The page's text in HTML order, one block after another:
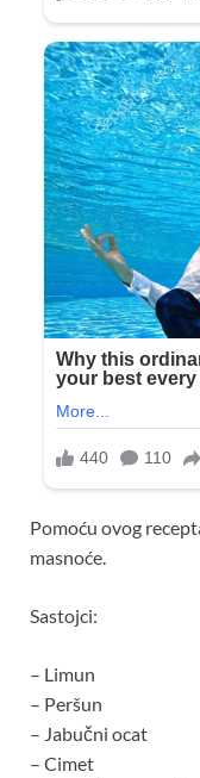
Pomoću ovog
masnoće.
Sastojci:
– Limun
– Peršun
– Jabučni ocat
– Cimet